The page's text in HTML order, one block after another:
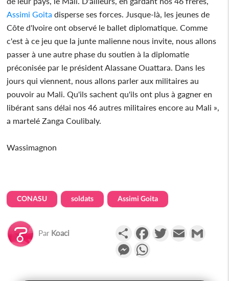
Assimi Goita disperse ses forces. Jusque-là, les jeunes de
Côte d'Ivoire ont observé le ballet diplomatique. Comme
c'est à ce jeu que la junte malienne nous invite, nous allons
passer à une autre phase du soutien à la diplomatie
préconisée par le président Alassane Ouattara. Dans les
jours qui viennent, nous allons parler aux militaires au
pouvoir au Mali. Qu'ils sachent qu'ils ont plus à gagner en
libérant sans délai nos 46 autres militaires encore au Mali »,
a martelé Zanga Coulibaly.
Wassimagnon
CONASU soldats Assimi Goita
Par Koaci PartagerFacebookTwitterEmail
Messenger